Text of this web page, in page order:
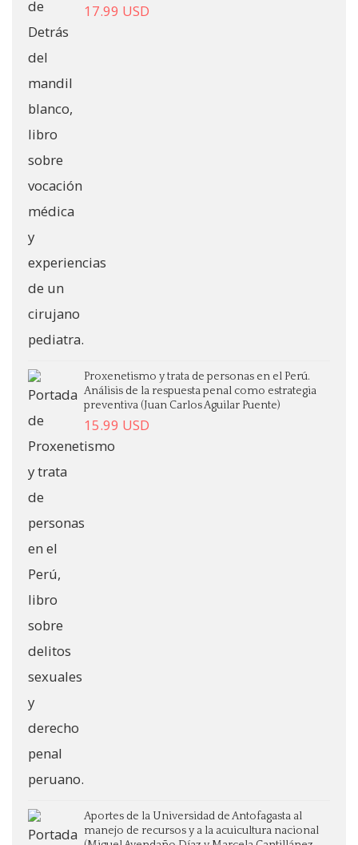
17.99 USD
Proxenetismo y trata de personas en el Perú.
Análisis de la respuesta penal como estrategia
preventiva (Juan Carlos Aguilar Puente)
15.99 USD
Aportes de la Universidad de Antofagasta al
manejo de recursos y a la acuicultura nacional